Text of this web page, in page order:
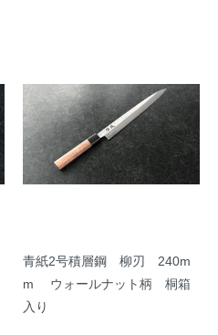
青紙2号積層鋼 柳刃 240m
m ウォールナット柄 桐箱
入り